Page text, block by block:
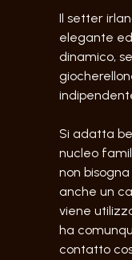
Il setter
elegante
dinamico,
Si adatta
nucleo
non
anche un
viene
ha
contatto